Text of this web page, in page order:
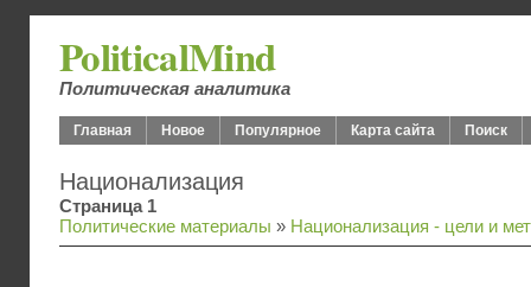
PoliticalMind
Политическая аналитика
Главная Новое Популярное Карта сайта Поиск
Национализация
Страница 1
Политические материалы » Национализация - цели и